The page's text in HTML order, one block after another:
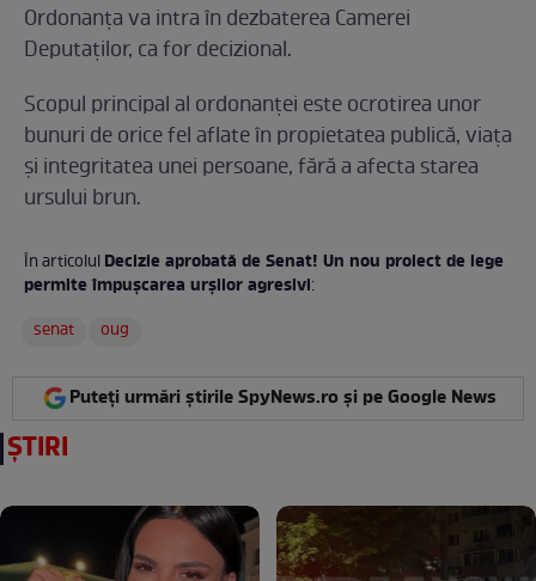
Ordonanța va intra în dezbaterea Camerei
Deputaților, ca for decizional.
Scopul principal al ordonanței este ocrotirea unor
bunuri de orice fel aflate în propietatea publică, viața
și integritatea unei persoane, fără a afecta starea
ursului brun.
În articolulDecizie aprobată de Senat! Un nou proiect de lege
permite împușcarea urșilor agresivi:
senat
oug
Puteți urmări știrile SpyNews.ro și pe Google News
ȘTIRI